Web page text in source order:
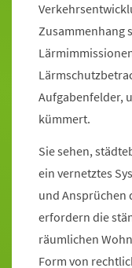
Zusammenhang
Aufgabenfelder,
kümmert.
Sie sehen,
ein vernetztes
und Ansprüchen
erfordern die
räumlichen
Form von